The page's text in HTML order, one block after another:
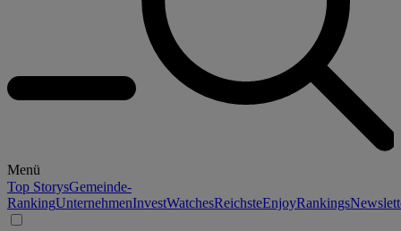
Menü
Top StorysGemeinde-
RankingUnternehmenInvestWatchesReichsteEnjoyRankings